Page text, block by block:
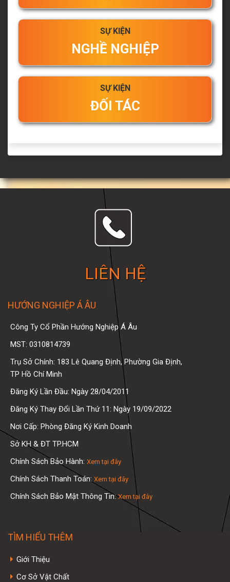
SỰ KIỆN
NGHỀ NGHIỆP
SỰ KIỆN
ĐỐI TÁC
LIÊN HỆ
HƯỚNG NGHIỆP Á ÂU
Công Ty Cổ Phần Hướng Nghiệp Á Âu
MST: 0310814739
Trụ Sở Chính: 183 Lê Quang Định, Phường Gia Định,
TP Hồ Chí Minh
Đăng Ký Lần Đầu: Ngày 28/04/2011
Đăng Ký Thay Đổi Lần Thứ 11: Ngày 19/09/2022
Nơi Cấp: Phòng Đăng Ký Kinh Doanh
Sở KH & ĐT TP.HCM
Chính Sách Bảo Hành: Xem tại đây
Chính Sách Thanh Toán: Xem tại đây
Chính Sách Bảo Mật Thông Tin:Xem tại đây
TÌM HIỂU THÊM
Giới Thiệu
Cơ Sở Vật Chất